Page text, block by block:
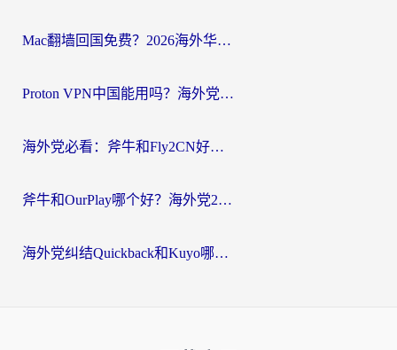
Mac翻墙回国免费？2026海外华人亲测：从CCTV5直播到国内APP，这样选加速器才靠谱
Proton VPN中国能用吗？海外党选回国加速器的避坑指南（附番茄加速器实测）
海外党必看：斧牛和Fly2CN好用吗？3招教你选对回国加速器（附免费试用攻略）
斧牛和OurPlay哪个好？海外党2026亲测：选对加速器，国内资源秒加载
海外党纠结Quickback和Kuyo哪个好？选对回国加速器才能无缝刷国内资源